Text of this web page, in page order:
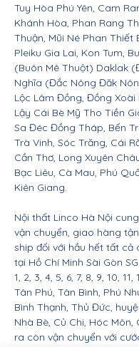
Tuy Hòa Phú Yên, Cam
Khánh Hòa, Phan Rang
Thuận, Mũi Né Phan Thiết
Pleiku Gia Lai, Kon Tum,
(Buôn Mê Thuột) Daklak
Nghĩa (Đắc Nông Đăk
Lộc Lâm Đồng, Đồng Xoài
Lậy Cái Bè Mỹ Tho Tiền
Sa Đéc Đồng Tháp, Bến
Trà Vinh, Sóc Trăng, Cái
Cần Thơ, Long Xuyên
Bạc Liêu, Cà Mau, Phú
Kiên Giang.
Nội thất Linco Hà Nội
vận chuyển, giao hàng
ship đối với hầu hết tất cả
tại Hồ Chí Minh Sài Gòn
1, 2, 3, 4, 5, 6, 7, 8, 9, 10, 11,
Tân Phú, Tân Bình, Phú
Bình Thạnh, Thủ Đức,
Nhà Bè, Củ Chi, Hóc Môn,
ra còn vận chuyển với